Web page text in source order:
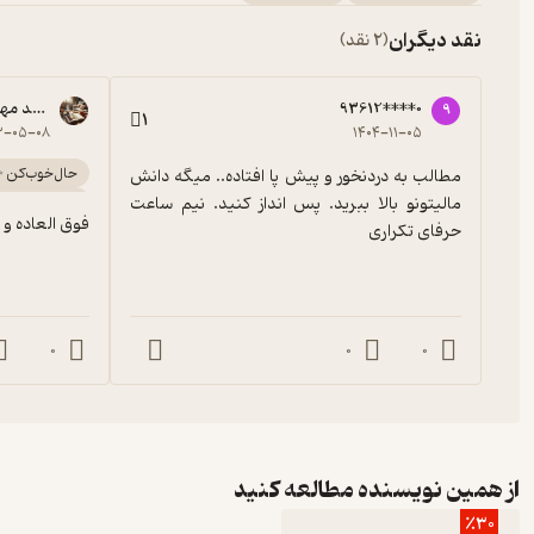
نقد دیگران(2 نقد)
9
93612****0
۱۴۰۴-۱۱-۰۵ 1
حرفای تکراری
0
0
محمد
۱۴۰۳-
حال‌خوب‌کن
فوق العاده
0
از همین نویسنده مطالعه کنید
٪30